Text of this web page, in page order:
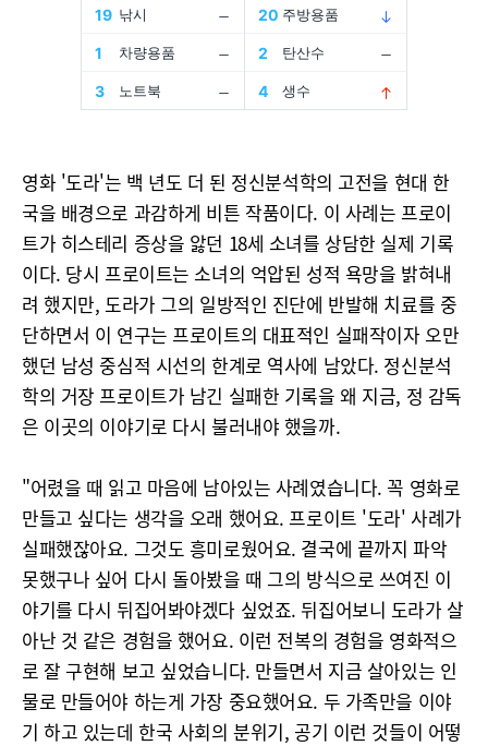
영화 '도라'는 백 년도 더 된 정신분석학의 고전을 현대 한
국을 배경으로 과감하게 비튼 작품이다. 이 사례는 프로이
트가 히스테리 증상을 앓던 18세 소녀를 상담한 실제 기록
이다. 당시 프로이트는 소녀의 억압된 성적 욕망을 밝혀내
려 했지만, 도라가 그의 일방적인 진단에 반발해 치료를 중
단하면서 이 연구는 프로이트의 대표적인 실패작이자 오만
했던 남성 중심적 시선의 한계로 역사에 남았다. 정신분석
학의 거장 프로이트가 남긴 실패한 기록을 왜 지금, 정 감독
은 이곳의 이야기로 다시 불러내야 했을까.
"어렸을 때 읽고 마음에 남아있는 사례였습니다. 꼭 영화로
만들고 싶다는 생각을 오래 했어요. 프로이트 '도라' 사례가
실패했잖아요. 그것도 흥미로웠어요. 결국에 끝까지 파악
못했구나 싶어 다시 돌아봤을 때 그의 방식으로 쓰여진 이
야기를 다시 뒤집어봐야겠다 싶었죠. 뒤집어보니 도라가 살
아난 것 같은 경험을 했어요. 이런 전복의 경험을 영화적으
로 잘 구현해 보고 싶었습니다. 만들면서 지금 살아있는 인
물로 만들어야 하는게 가장 중요했어요. 두 가족만을 이야
기 하고 있는데 한국 사회의 분위기, 공기 이런 것들이 어떻